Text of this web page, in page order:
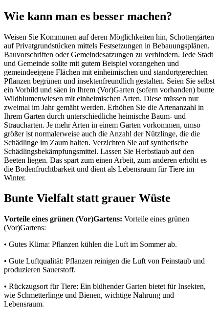
Wie kann man es besser machen?
Weisen Sie Kommunen auf deren Möglichkeiten hin, Schottergärten
auf Privatgrundstücken mittels Festsetzungen in Bebauungsplänen,
Bauvorschriften oder Gemeindesatzungen zu verhindern. Jede Stadt
und Gemeinde sollte mit gutem Beispiel vorangehen und
gemeindeeigene Flächen mit einheimischen und standortgerechten
Pflanzen begrünen und insektenfreundlich gestalten. Seien Sie selbst
ein Vorbild und säen in Ihrem (Vor)Garten (sofern vorhanden) bunte
Wildblumenwiesen mit einheimischen Arten. Diese müssen nur
zweimal im Jahr gemäht werden. Erhöhen Sie die Artenanzahl in
Ihrem Garten durch unterschiedliche heimische Baum- und
Straucharten. Je mehr Arten in einem Garten vorkommen, umso
größer ist normalerweise auch die Anzahl der Nützlinge, die die
Schädlinge im Zaum halten. Verzichten Sie auf synthetische
Schädlingsbekämpfungsmittel. Lassen Sie Herbstlaub auf den
Beeten liegen. Das spart zum einen Arbeit, zum anderen erhöht es
die Bodenfruchtbarkeit und dient als Lebensraum für Tiere im
Winter.
Bunte Vielfalt statt grauer Wüste
Vorteile eines grünen (Vor)Gartens: Vorteile eines grünen
(Vor)Gartens:
• Gutes Klima: Pflanzen kühlen die Luft im Sommer ab.
• Gute Luftqualität: Pflanzen reinigen die Luft von Feinstaub und
produzieren Sauerstoff.
• Rückzugsort für Tiere: Ein blühender Garten bietet für Insekten,
wie Schmetterlinge und Bienen, wichtige Nahrung und
Lebensraum.